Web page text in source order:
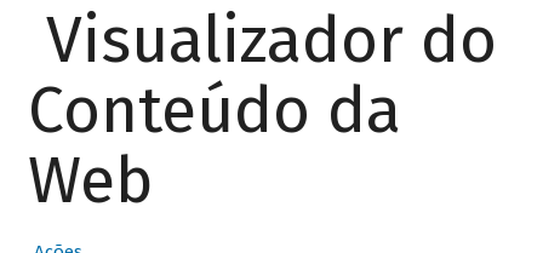
Visualizador do
Conteúdo da
Web